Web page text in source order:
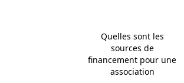
Quelles sont les
sources de
financement pour une
association